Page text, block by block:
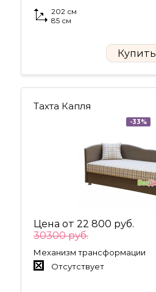
202 см
85 см
Купить
Тахта Капля
-33%
Цена от 22 800 руб.
30300 руб.
Механизм трансформации
Отсутствует